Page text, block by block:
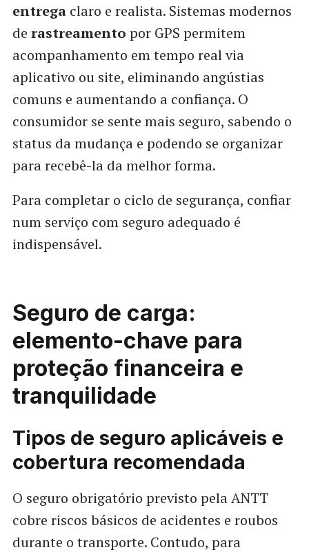
entregaclaro e realista. Sistemas modernos
de rastreamento por GPS permitem
acompanhamento em tempo real via
aplicativo ou site, eliminando angústias
comuns e aumentando a confiança. O
consumidor se sente mais seguro, sabendo o
status da mudança e podendo se organizar
para recebê-la da melhor forma.
Para completar o ciclo de segurança, confiar
num serviço com seguro adequado é
indispensável.
Seguro de carga:
elemento-chave para
proteção financeira e
tranquilidade
Tipos de seguro aplicáveis e
cobertura recomendada
O seguro obrigatório previsto pela ANTT
cobre riscos básicos de acidentes e roubos
durante o transporte. Contudo, para